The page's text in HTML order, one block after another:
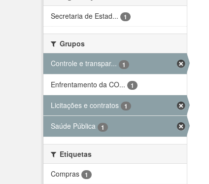
Secretaria de Estad...
1
Grupos
Controle e transpar...
1
Enfrentamento da CO... 1
Licitações e contratos 1
Saúde Pública 1
Etiquetas
Compras
1